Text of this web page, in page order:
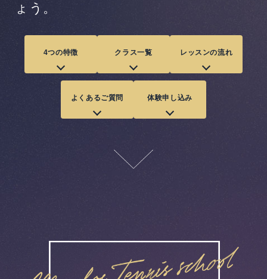
ょう。
4つの特徴 クラス一覧 レッスンの流れ
よくあるご質問 体験申し込み